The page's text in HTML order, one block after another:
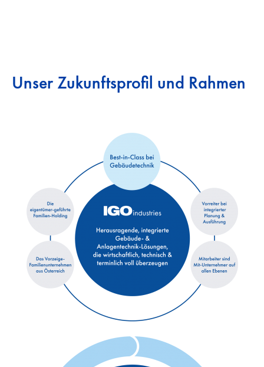
Unser Zukunftsprofil und Rahmen